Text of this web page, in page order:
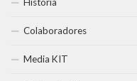
Colaboradores
Media KIT